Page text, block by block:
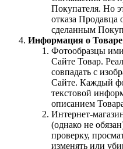
Покупателя. Но
отказа Продавца
сделанным
Информация о Товаре
Фотообразцы
Сайте Товар.
совпадать с
Сайте. Каждый
текстовой
описанием
Интернет-
(однако не
проверку,
изменять или